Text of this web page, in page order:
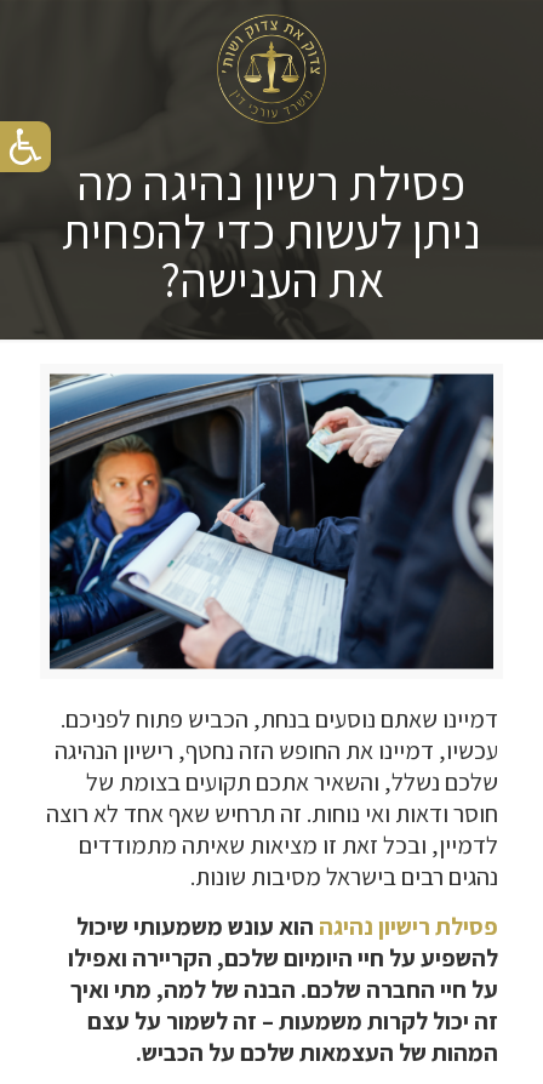
פסילת רשיון נהיגה מה
ניתן לעשות כדי להפחית
את הענישה?
דמיינו שאתם נוסעים בנחת, הכביש פתוח לפניכם.
עכשיו, דמיינו את החופש הזה נחטף, רישיון הנהיגה
שלכם נשלל, והשאיר אתכם תקועים בצומת של
חוסר ודאות ואי נוחות. זה תרחיש שאף אחד לא רוצה
לדמיין, ובכל זאת זו מציאות שאיתה מתמודדים
נהגים רבים בישראל מסיבות שונות.
פסילת רישיון נהיגה הוא עונש משמעותי שיכול
להשפיע על חיי היומיום שלכם, הקריירה ואפילו
על חיי החברה שלכם. הבנה של למה, מתי ואיך
זה יכול לקרות משמעות – זה לשמור על עצם
המהות של העצמאות שלכם על הכביש.